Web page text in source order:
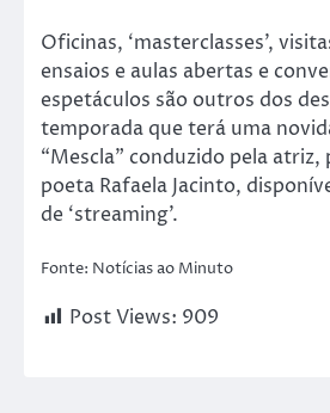
Oficinas, ‘masterclasses’,
ensaios e aulas abertas e
espetáculos são outros dos
temporada que terá uma
“Mescla” conduzido pela
poeta Rafaela Jacinto,
de ‘streaming’.
Fonte: Notícias ao Minuto
Post Views: 909